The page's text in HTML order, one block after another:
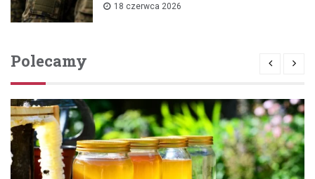
18 czerwca 2026
Polecamy